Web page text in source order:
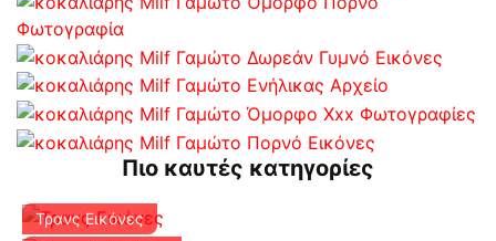
Πιο καυτές κατηγορίες
Τρανς Εικόνες